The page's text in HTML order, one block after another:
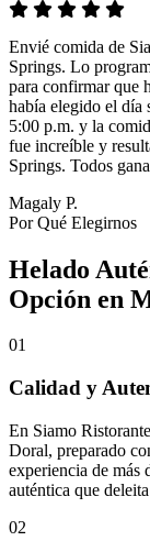
Envié comida de
Springs. Lo
para confirmar que
había elegido el día
5:00 p.m. y la
fue increíble y
Springs. Todos
Magaly P.
Por Qué Elegirnos
Helado
Opción en
01
Calidad y
En Siamo
Doral, preparado
experiencia de más
auténtica que
02